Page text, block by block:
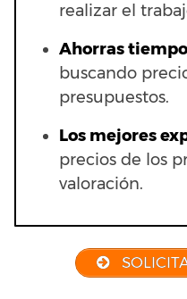
realizar el
Ahorras t
buscando
presupuestos.
Los mejores
precios de los
valoración.